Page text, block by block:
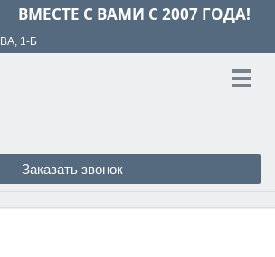
ВМЕСТЕ С ВАМИ С 2007 ГОДА!
1-Б
Заказать звонок